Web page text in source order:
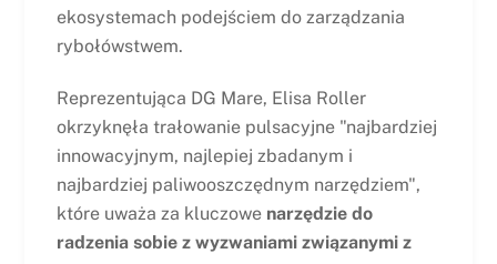
ekosystemach podejściem do zarządzania
rybołówstwem.
Reprezentująca DG Mare, Elisa Roller
okrzyknęła trałowanie pulsacyjne "najbardziej
innowacyjnym, najlepiej zbadanym i
najbardziej paliwooszczędnym narzędziem",
które uważa za kluczowe narzędzie do
radzenia sobie z wyzwaniami związanymi z